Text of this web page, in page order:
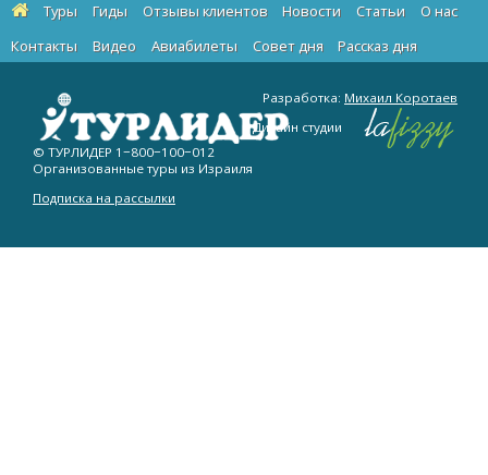
Туры Гиды Отзывы клиентов Новости Статьи
О нас
Контакты
Видео Авиабилеты Cовет дня Рассказ дня
© ТУРЛИДЕР 1−800−100−012
Организованные туры из Израиля
Подписка на рассылки
Разработка: Михаил Коротаев
Дизайн студии